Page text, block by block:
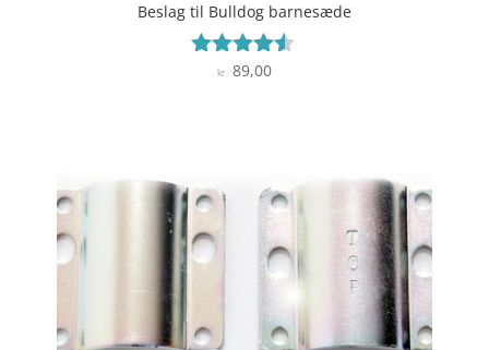
Beslag til Bulldog barnesæde
Vurderet
kr.89,00